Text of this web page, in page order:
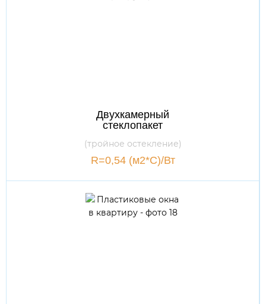
Двухкамерный
стеклопакет
(тройное остекление)
R=0,54 (м2*С)/Вт